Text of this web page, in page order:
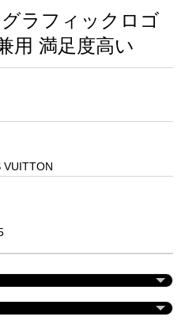
ラフィックロゴ
用 満足度高い
VUITTON